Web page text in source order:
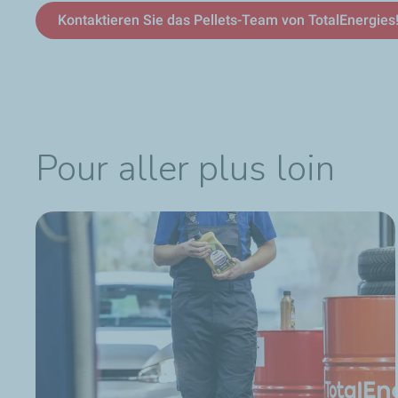
Kontaktieren Sie das Pellets-Team von TotalEnergies!
Pour aller plus loin